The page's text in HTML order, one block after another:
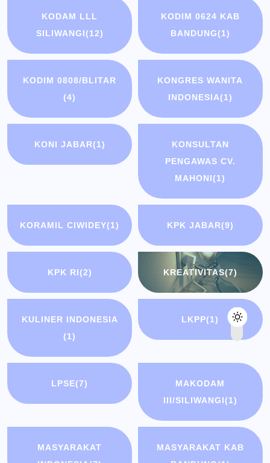
KODAM LLL
SILIWANGI(12)
KODIM 0624 KAB
BANDUNG(1)
KODIM 0808/BLITAR
(4)
KONGRES WANITA
INDONESIA(1)
KONI JABAR(1)
KONSULTAN
PENGAWAS CV.
MAHONI(1)
KORAMIL CIWIDEY(1) KPK JABAR(9)
KPK RI(2) KREATIVITAS(7)
KULINER INDONESIA
(1)
LKPP(1)
LPSE(7)
MAKODAM
III/SILIWANGI(1)
MASYARAKAT
MASYARAKAT KAB